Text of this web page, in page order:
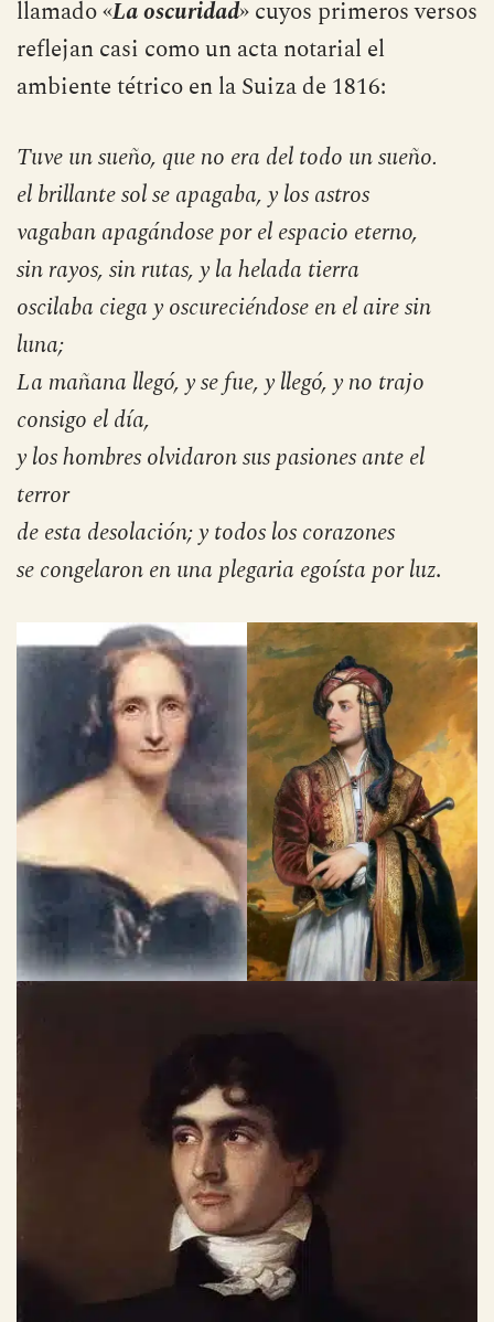
Byron, por su parte, escribió un poema
llamado «Laoscuridad » cuyos primeros versos
ambiente tétrico en la Suiza de 1816:
Tuve un sueño, que no era del todo un sueño.
el brillante sol se apagaba, y los astros
vagaban apagándose por el espacio eterno,
sin rayos, sin rutas, y la helada tierra
oscilaba ciega y oscureciéndose en el aire sin
luna;
La mañana llegó, y se fue, y llegó, y no trajo
consigo el día,
y los hombres olvidaron sus pasiones ante el
terror
se congelaron en una plegaria egoísta por luz.